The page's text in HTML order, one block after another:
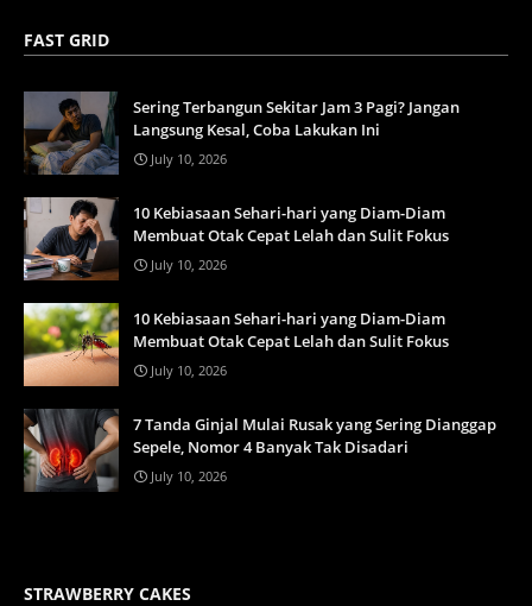
FAST GRID
Sering Terbangun Sekitar Jam 3 Pagi? Jangan
Langsung Kesal, Coba Lakukan Ini
July 10, 2026
10 Kebiasaan Sehari-hari yang Diam-Diam
Membuat Otak Cepat Lelah dan Sulit Fokus
July 10, 2026
10 Kebiasaan Sehari-hari yang Diam-Diam
Membuat Otak Cepat Lelah dan Sulit Fokus
July 10, 2026
7 Tanda Ginjal Mulai Rusak yang Sering Dianggap
Sepele, Nomor 4 Banyak Tak Disadari
July 10, 2026
STRAWBERRY CAKES